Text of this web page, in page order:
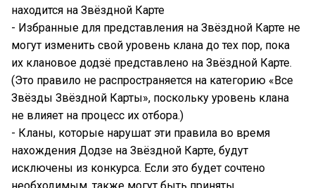
находится на Звёздной Карте
- Избранные для представления на Звёздной Карте не
могут изменить свой уровень клана до тех пор, пока
их клановое додзё представлено на Звёздной Карте.
(Это правило не распространяется на категорию «Все
Звёзды Звёздной Карты», поскольку уровень клана
не влияет на процесс их отбора.)
- Кланы, которые нарушат эти правила во время
нахождения Додзе на Звёздной Карте, будут
исключены из конкурса. Если это будет сочтено